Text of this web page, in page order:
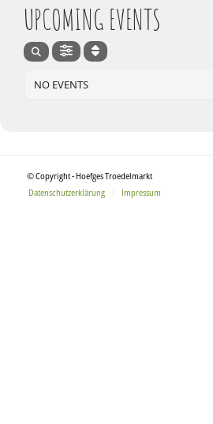
UPCOMING EVENTS
NO EVENTS
© Copyright - Hoefges Troedelmarkt
Datenschutzerklärung
Impressum